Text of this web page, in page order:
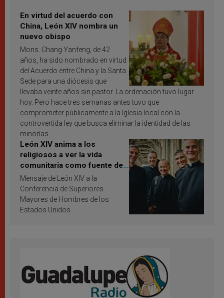
En virtud del acuerdo con
China, León XIV nombra un
nuevo obispo
Mons. Chang Yanfeng, de 42
años, ha sido nombrado en virtud
del Acuerdo entre China y la Santa
Sede para una diócesis que
llevaba veinte años sin pastor. La ordenación tuvo lugar
hoy. Pero hace tres semanas antes tuvo que
comprometer públicamente a la Iglesia local con la
controvertida ley que busca eliminar la identidad de las
minorías.
León XIV anima a los
religiosos a ver la vida
comunitaria como fuente de
inspiración y santificación
Mensaje de León XIV a la
Conferencia de Superiores
Mayores de Hombres de los
Estados Unidos